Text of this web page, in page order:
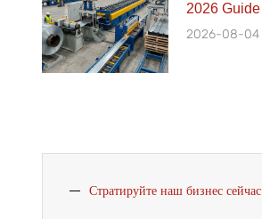
2026 Guide
2026-08-04
Стратируйте наш бизнес сейчас